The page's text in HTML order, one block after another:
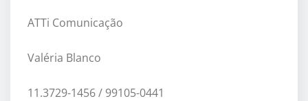
ATTi Comunicação
Valéria Blanco
11.3729-1456 / 99105-0441